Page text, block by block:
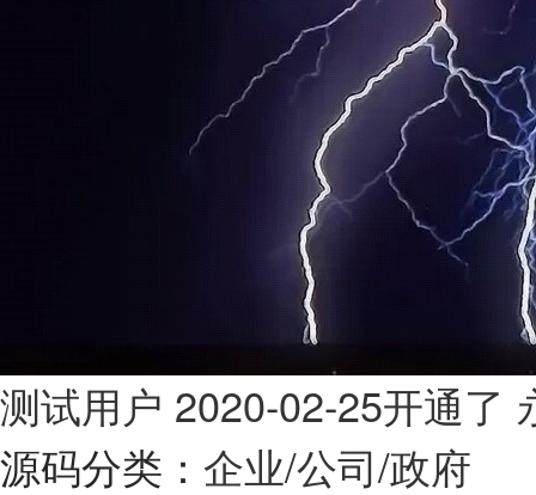
测试用户 2020-02-25开通了
源码分类： 企业/公司/政府